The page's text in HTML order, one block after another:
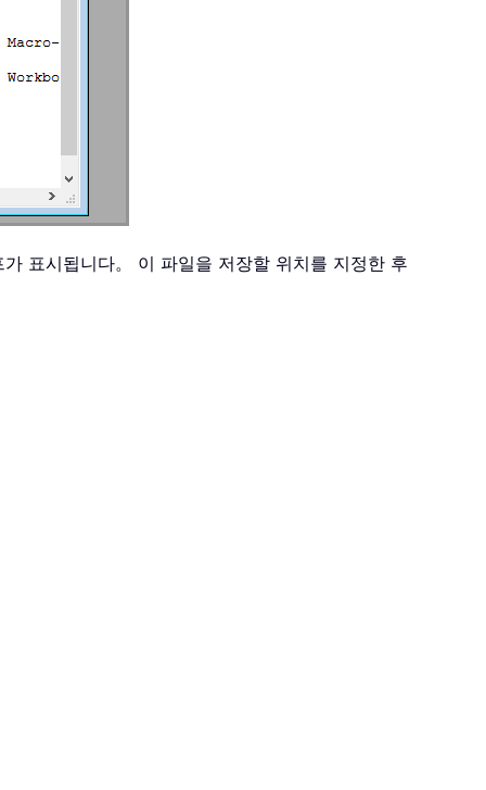
표시됩니다。 이 파일을 저장할 위치를 지정한 후